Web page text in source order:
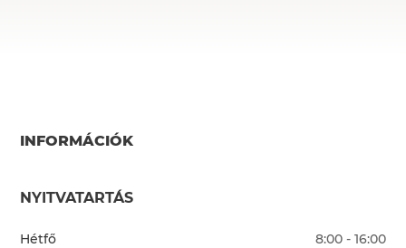
INFORMÁCIÓK
NYITVATARTÁS
Hétfő
8:00 - 16:00